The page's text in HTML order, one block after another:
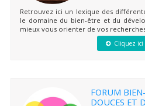
Retrouvez ici un lexique des
le domaine du bien-être et du
mieux vous orienter de vos
Cliquez ici
FORUM
DOUCES ET